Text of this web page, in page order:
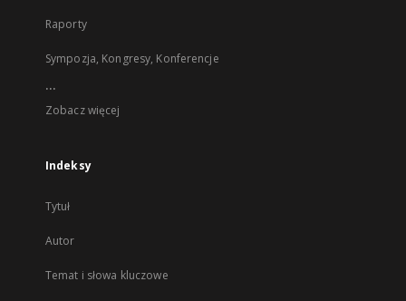
Raporty
Sympozja, Kongresy, Konferencje
...
Zobacz więcej
Indeksy
Tytuł
Autor
Temat i słowa kluczowe